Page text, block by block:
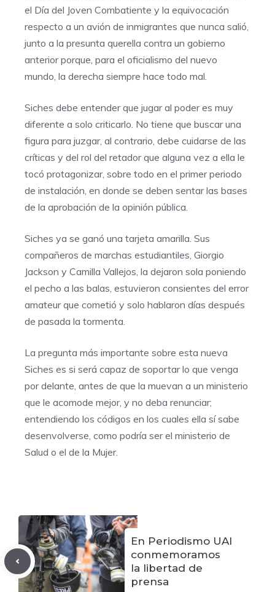
el Día del Joven Combatiente y la equivocación
respecto a un avión de inmigrantes que nunca salió,
junto a la presunta querella contra un gobierno
anterior porque, para el oficialismo del nuevo
mundo, la derecha siempre hace todo mal.
Siches debe entender que jugar al poder es muy
diferente a solo criticarlo. No tiene que buscar una
figura para juzgar, al contrario, debe cuidarse de las
críticas y del rol del retador que alguna vez a ella le
tocó protagonizar, sobre todo en el primer periodo
de instalación, en donde se deben sentar las bases
de la aprobación de la opinión pública.
Siches ya se ganó una tarjeta amarilla. Sus
compañeros de marchas estudiantiles, Giorgio
Jackson y Camilla Vallejos, la dejaron sola poniendo
el pecho a las balas, estuvieron consientes del error
amateur que cometió y solo hablaron días después
de pasada la tormenta.
La pregunta más importante sobre esta nueva
Siches es si será capaz de soportar lo que venga
por delante, antes de que la muevan a un ministerio
que le acomode mejor, y no deba renunciar;
entendiendo los códigos en los cuales ella sí sabe
desenvolverse, como podría ser el ministerio de
Salud o el de la Mujer.
En Periodismo UAI
conmemoramos
la libertad de
prensa